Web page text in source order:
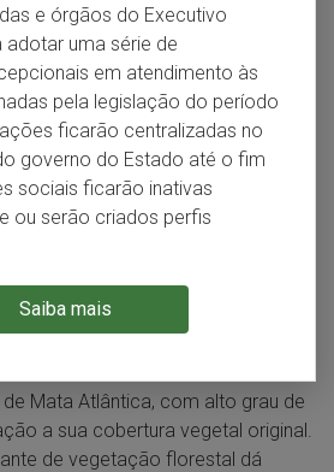
e órgãos do Executivo
adotar uma série de
em atendimento às
pela legislação do período
ficarão centralizadas no
governo do Estado até o fim
sociais ficarão inativas
ou serão criados perfis
Saiba mais
se estendem originalmente
leste brasileira e em direção
sul do país, em uma área de
Patrimônio Nacional pela
apresenta uma biodiversidade oito
Amazônia, constituindo-se em
endêmicas de fauna e
ameaçadas de extinção. É de
a conservação dos recursos
climático da área mais povoada
Mata Atlântica, com alto grau de
a sua cobertura vegetal original.
de vegetação florestal dá